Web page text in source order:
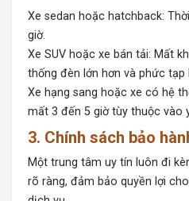
Xe sedan hoặc hatchback:
giờ.
Xe SUV hoặc xe bán tải: Mất
thống đèn lớn hơn và phức tạp
Xe hạng sang hoặc xe có hệ
mất 3 đến 5 giờ tùy thuộc vào
3. Chính sách bảo
Một trung tâm uy tín luôn đi
rõ ràng, đảm bảo quyền lợi